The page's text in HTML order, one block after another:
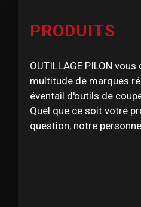
PRODUITS
OUTILLAGE PILON
multitude de marques
éventail d'outils de
Quel que ce soit votre
question, notre